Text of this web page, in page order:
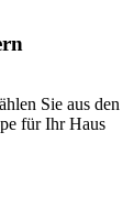
Sie aus den
für Ihr Haus